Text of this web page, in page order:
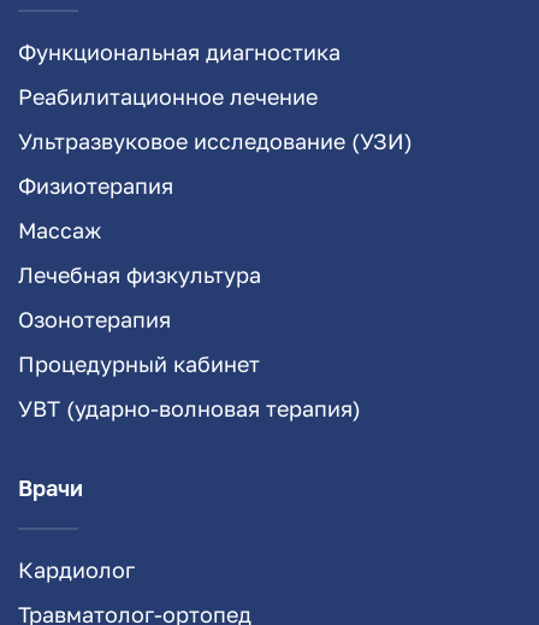
Функциональная диагностика
Реабилитационное лечение
Ультразвуковое исследование (УЗИ)
Физиотерапия
Массаж
Лечебная физкультура
Озонотерапия
Процедурный кабинет
УВТ (ударно-волновая терапия)
Врачи
Кардиолог
Травматолог-ортопед